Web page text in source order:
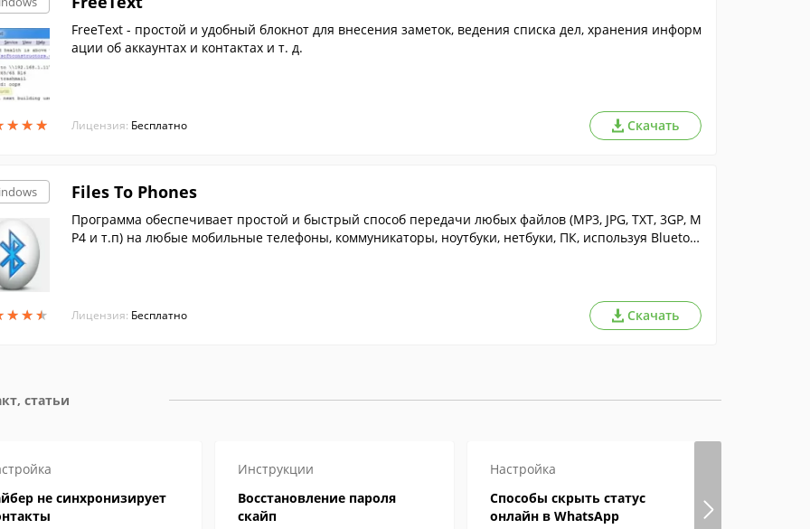
★★★
★★★
FreeText - простой и удобный блокнот для внесения заметок, ведения списка дел, хранения информ
ации об аккаунтах и контактах и т. д.
Лицензия: Бесплатно Скачать
★★★
★★★
Files To Phones
Программа обеспечивает простой и быстрый способ передачи любых файлов (MP3, JPG, TXT, 3GP, M
P4 и т.п) на любые мобильные телефоны, коммуникаторы, ноутбуки, нетбуки, ПК, используя Bluetoot
Лицензия: Бесплатно Скачать
статьи
не синхронизирует
Инструкции
Восстановление пароля
скайп
Настройка
Способы скрыть статус
онлайн в WhatsApp